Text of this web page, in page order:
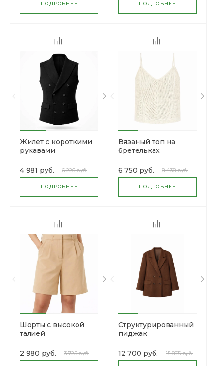
ПОДРОБНЕЕ ПОДРОБНЕЕ
Жилет с короткими
рукавами
4 981 руб. 6 226 руб.
ПОДРОБНЕЕ
Вязаный топ на
бретельках
6 750 руб. 8 438 руб.
ПОДРОБНЕЕ
Шорты с высокой
талией
2 980 руб. 3 725 руб.
Структурированный
пиджак
12 700 руб. 15 875 руб.